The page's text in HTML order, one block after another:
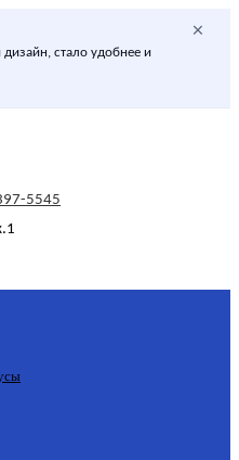
стало удобнее и
×
5545